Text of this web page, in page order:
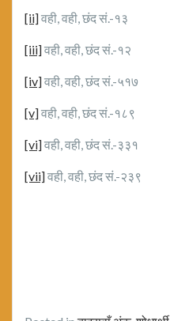
[ii]वही, वही, छंद सं.-१३
[iii]वही, वही, छंद सं.-१२
[iv]वही, वही, छंद सं.-५१७
[v]वही, वही, छंद सं.-१८९
[vi]वही, वही, छंद सं.-३३१
[vii]वही, वही, छंद सं.-२३९